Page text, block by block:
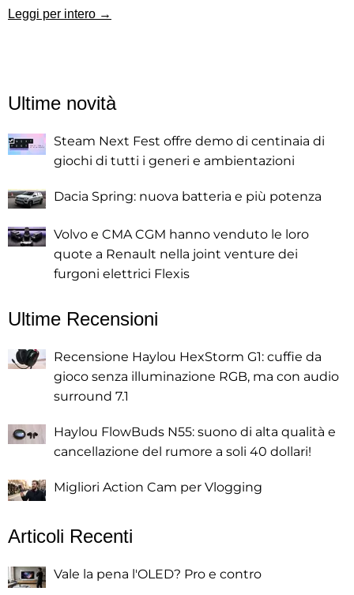
Leggi per intero →
Ultime novità
Steam Next Fest offre demo di centinaia di
giochi di tutti i generi e ambientazioni
Dacia Spring: nuova batteria e più potenza
Volvo e CMA CGM hanno venduto le loro
quote a Renault nella joint venture dei
furgoni elettrici Flexis
Ultime Recensioni
Recensione Haylou HexStorm G1: cuffie da
gioco senza illuminazione RGB, ma con audio
surround 7.1
Haylou FlowBuds N55: suono di alta qualità e
cancellazione del rumore a soli 40 dollari!
Migliori Action Cam per Vlogging
Articoli Recenti
Vale la pena l'OLED? Pro e contro